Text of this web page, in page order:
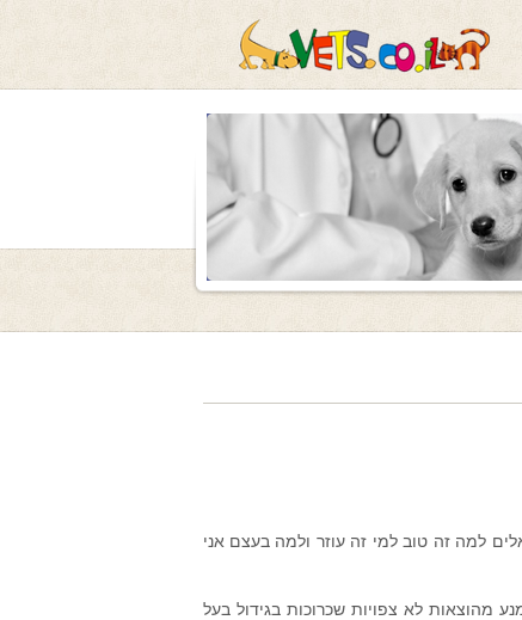
למה זה טוב למי זה עוזר ולמה בעצם אני
מהוצאות לא צפויות שכרוכות בגידול בעל